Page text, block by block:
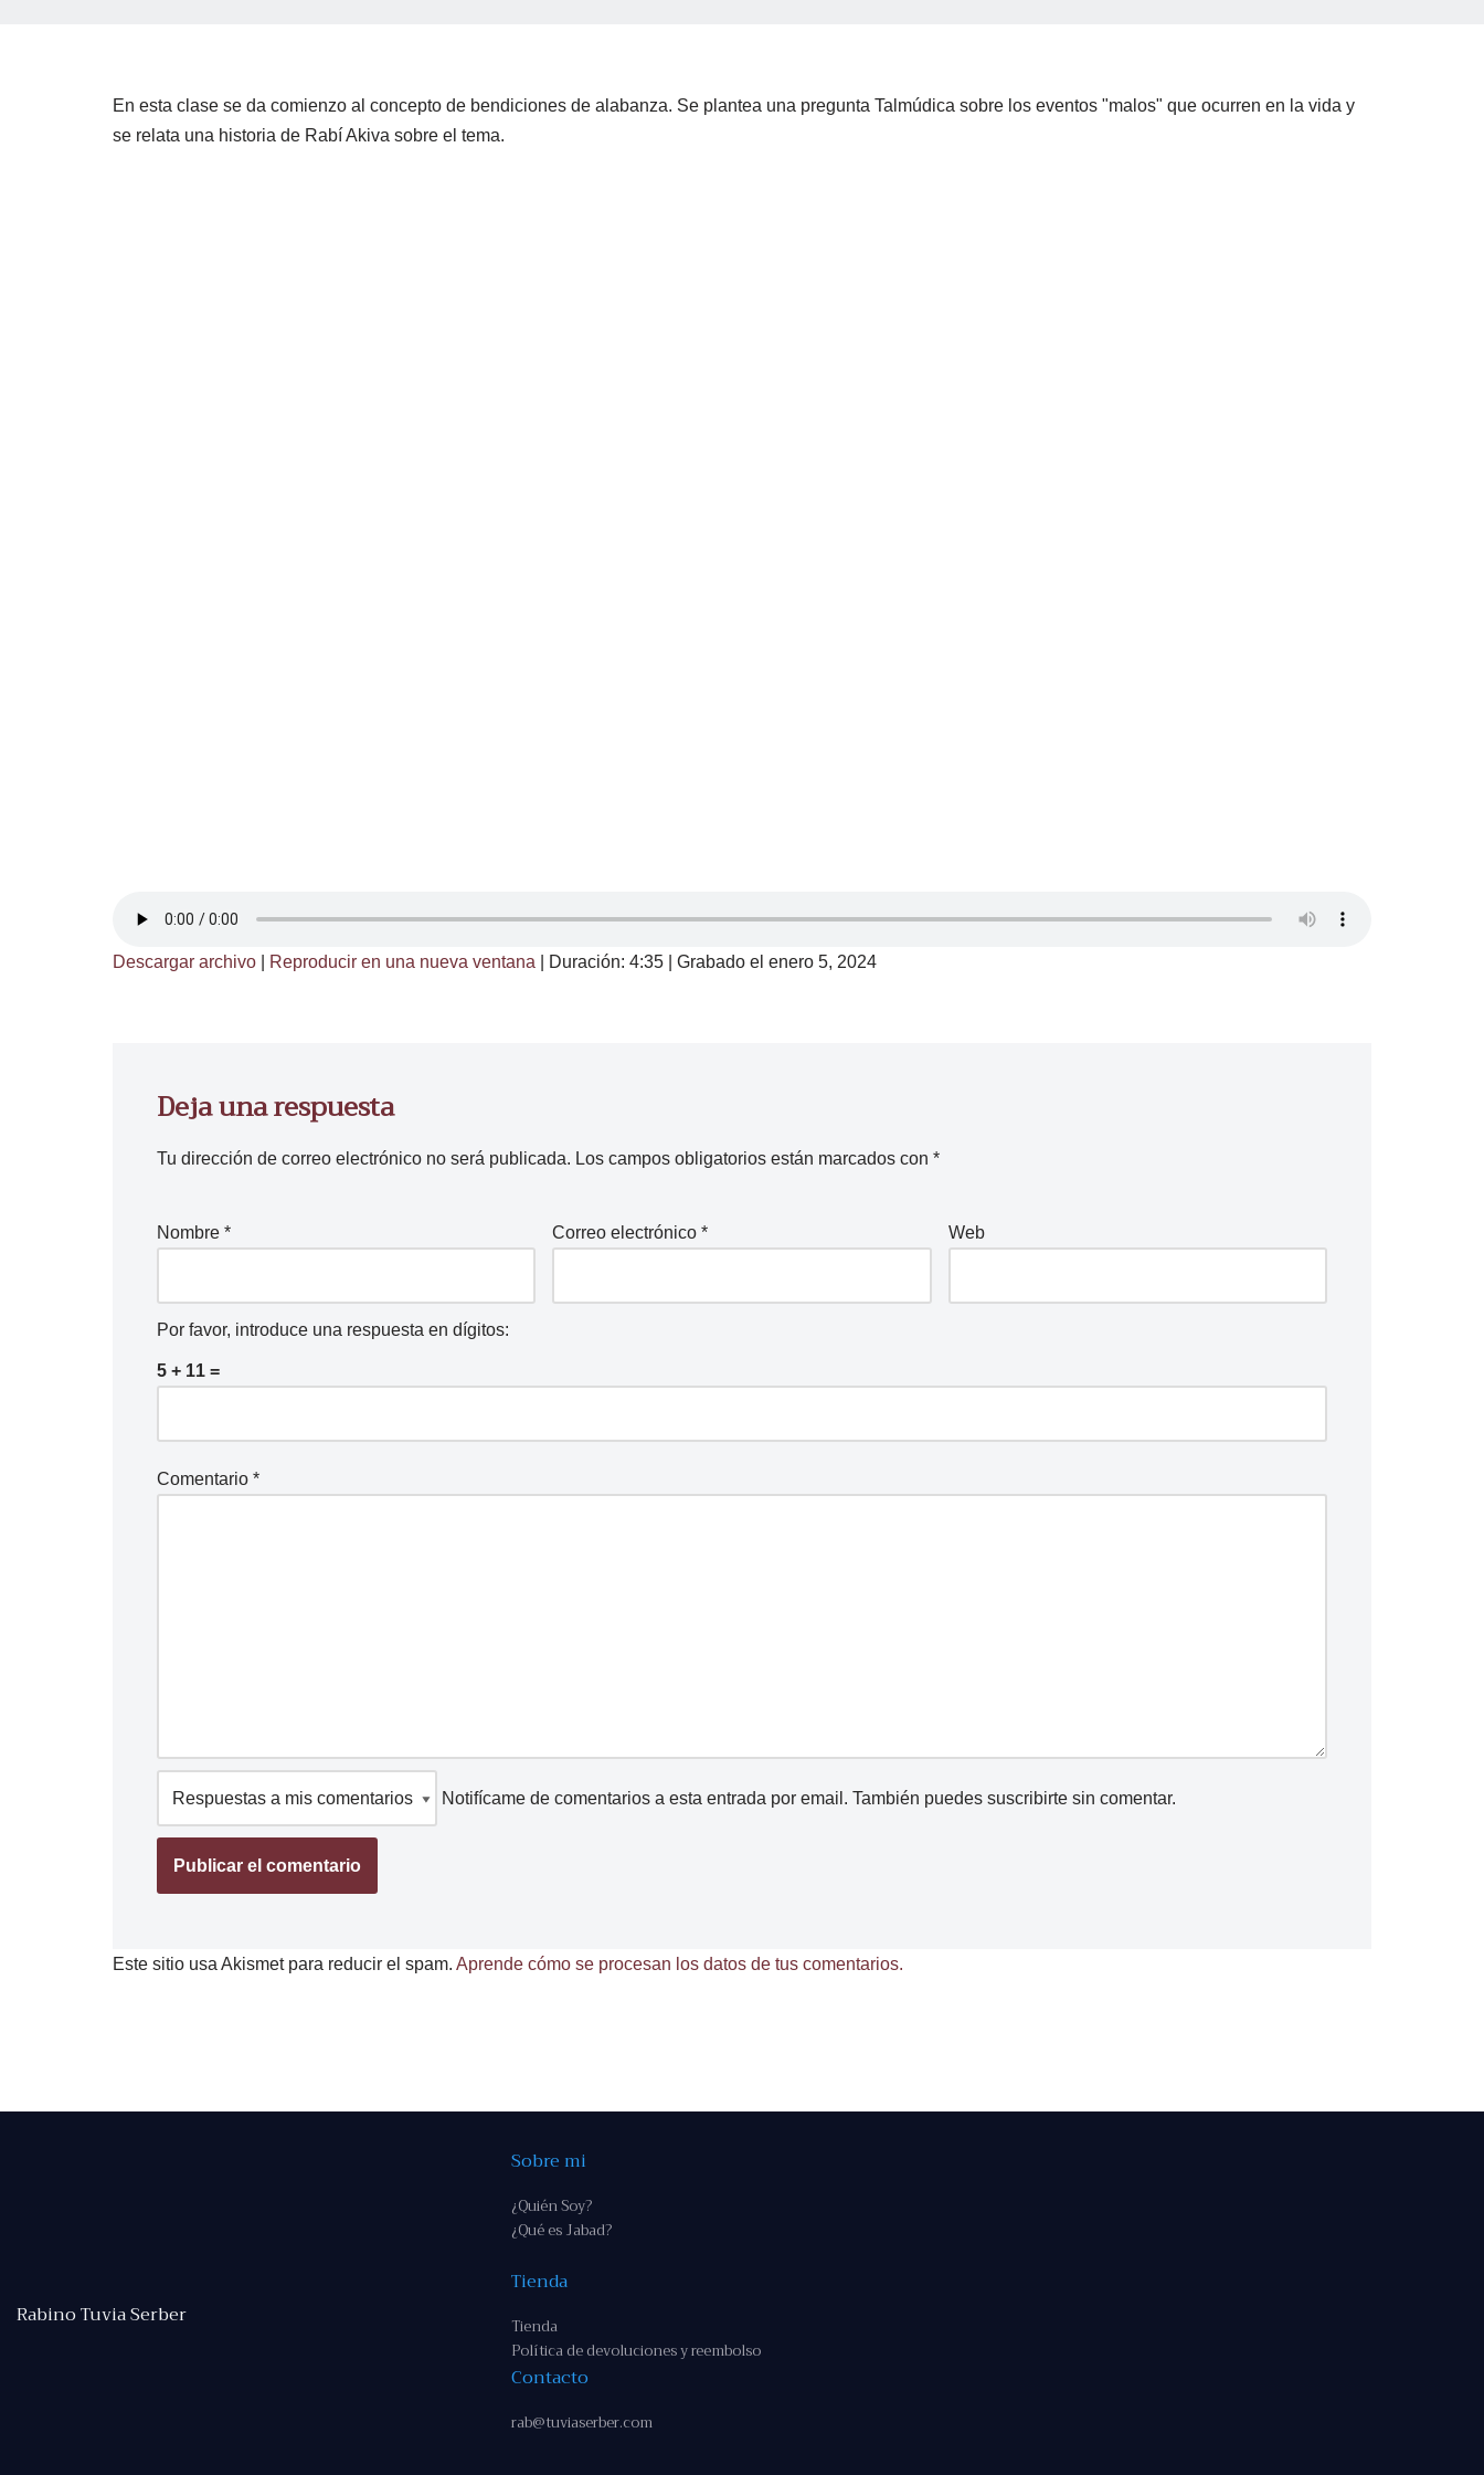
En esta clase se da comienzo al concepto de bendiciones de alabanza. Se plantea una pregunta Talmúdica sobre los eventos "malos" que ocurren en la vida y
se relata una historia de Rabí Akiva sobre el tema.
Descargar archivo Reproducir en una nueva ventana Duración: 4:35 Grabado el enero 5, 2024
Deja una respuesta
Tu dirección de correo electrónico no será publicada. Los campos obligatorios están marcados con *
Nombre * Correo electrónico* Web
Por favor, introduce una respuesta en dígitos:
5 + 11 =
Comentario *
Notifícame de comentarios a esta entrada por email. También puedes suscribirte sin comentar.
Este sitio usa Akismet para reducir el spam. Aprende cómo se procesan los datos de tus comentarios.
Rabino Tuvia Serber
Sobre mi
¿Quién Soy?
¿Qué es Jabad?
Tienda
Tienda
Política de devoluciones y reembolso
Contacto
rab@tuviaserber.com